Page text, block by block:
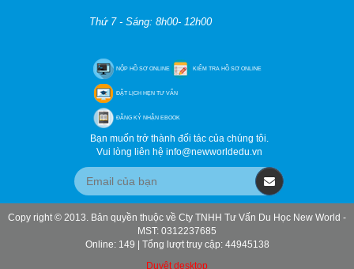
Thứ 7 - Sáng: 8h00- 12h00
NỘP HỒ SƠ ONLINE KIỂM TRA HỒ SƠ ONLINE
ĐẶT LỊCH HẸN TƯ VẤN
ĐĂNG KÝ NHẬN EBOOK
Bạn muốn trở thành đối tác của chúng tôi.
Vui lòng liên hệ info@newworldedu.vn
Copy right © 2013. Bản quyền thuộc về Cty TNHH Tư Vấn Du Học New World -
MST: 0312237685
Online: 149 | Tổng lượt truy cập: 44945138
Duyệt desktop